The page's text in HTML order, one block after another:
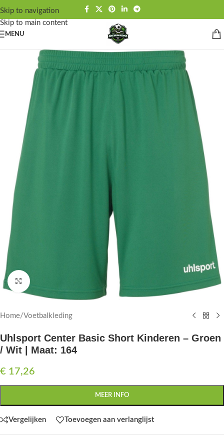
Skip to navigation
Skip to main content
MENU
Click to enlarge
Home/Voetbalkleding
Uhlsport Center Basic Short Kinderen – Groen
/ Wit | Maat: 164
€ 17,26
MEER INFO
Vergelijken Toevoegen aan verlanglijst